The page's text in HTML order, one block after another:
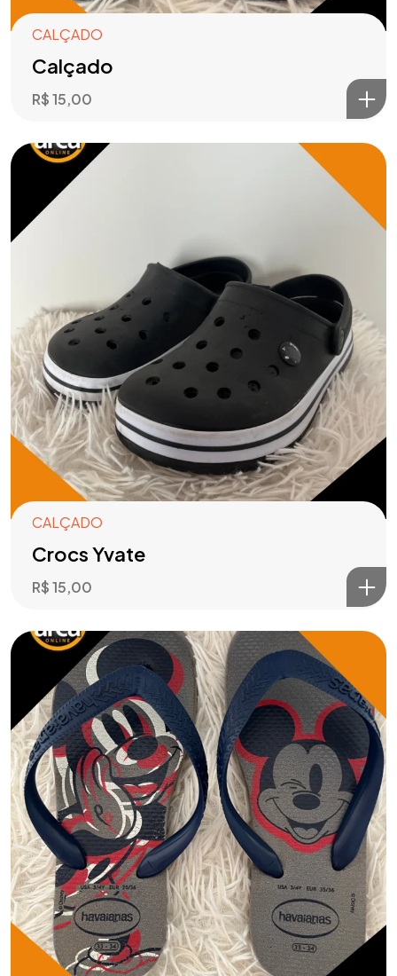
CALÇADO
Calçado
R$15,00
CALÇADO
Crocs Yvate
R$15,00